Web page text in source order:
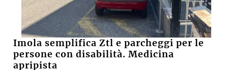
In cinque contro uno, aggressione in
zona Marconi a Imola, denunciati dalla
polizia